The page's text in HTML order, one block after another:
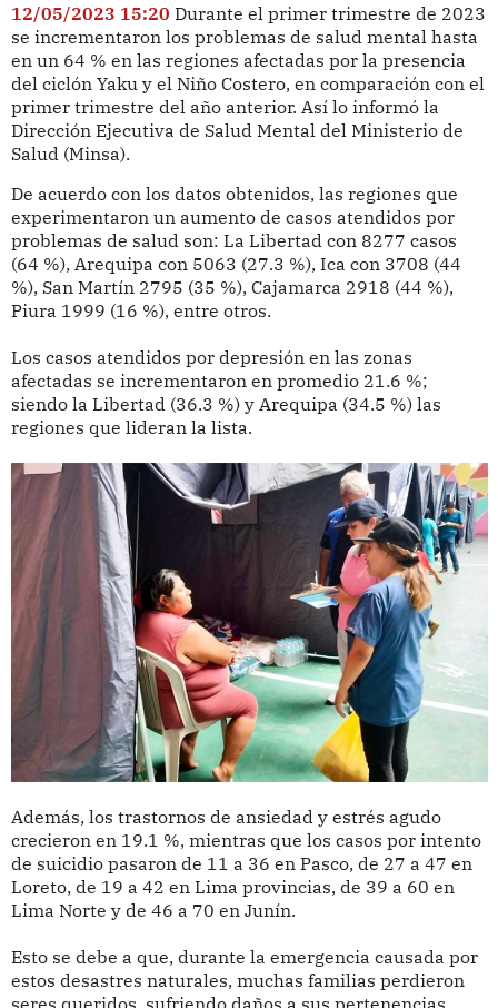
12/05/2023 15:20 Durante el primer trimestre de 2023
se incrementaron los problemas de salud mental hasta
en un 64 % en las regiones afectadas por la presencia
del ciclón Yaku y el Niño Costero, en comparación con el
primer trimestre del año anterior. Así lo informó la
Dirección Ejecutiva de Salud Mental del Ministerio de
Salud (Minsa).
De acuerdo con los datos obtenidos, las regiones que
experimentaron un aumento de casos atendidos por
problemas de salud son: La Libertad con 8277 casos
(64 %), Arequipa con 5063 (27.3 %), Ica con 3708 (44
%), San Martín 2795 (35 %), Cajamarca 2918 (44 %),
Piura 1999 (16 %), entre otros.
Los casos atendidos por depresión en las zonas
afectadas se incrementaron en promedio 21.6 %;
siendo la Libertad (36.3 %) y Arequipa (34.5 %) las
regiones que lideran la lista.
Además, los trastornos de ansiedad y estrés agudo
crecieron en 19.1 %, mientras que los casos por intento
de suicidio pasaron de 11 a 36 en Pasco, de 27 a 47 en
Loreto, de 19 a 42 en Lima provincias, de 39 a 60 en
Lima Norte y de 46 a 70 en Junín.
Esto se debe a que, durante la emergencia causada por
estos desastres naturales, muchas familias perdieron
seres queridos, sufriendo daños a sus pertenencias,